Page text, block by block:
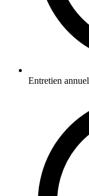
Entretien annuel